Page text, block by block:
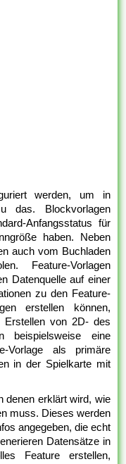
werden, um in
das. Blockvorlagen
Anfangsstatus für
haben. Neben
auch vom Buchladen
Feature-Vorlagen
Datenquelle auf einer
zu den Feature-
erstellen können,
Erstellen von 2D- des
beispielsweise eine
Vorlage als primäre
in der Spielkarte mit
denen erklärt wird, wie
muss. Dieses werden
angegeben, die echt
Datensätze in
Feature erstellen,